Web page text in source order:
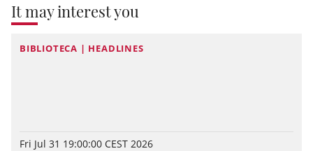
It may interest you
BIBLIOTECA | HEADLINES
Fri Jul 31 19:00:00 CEST 2026